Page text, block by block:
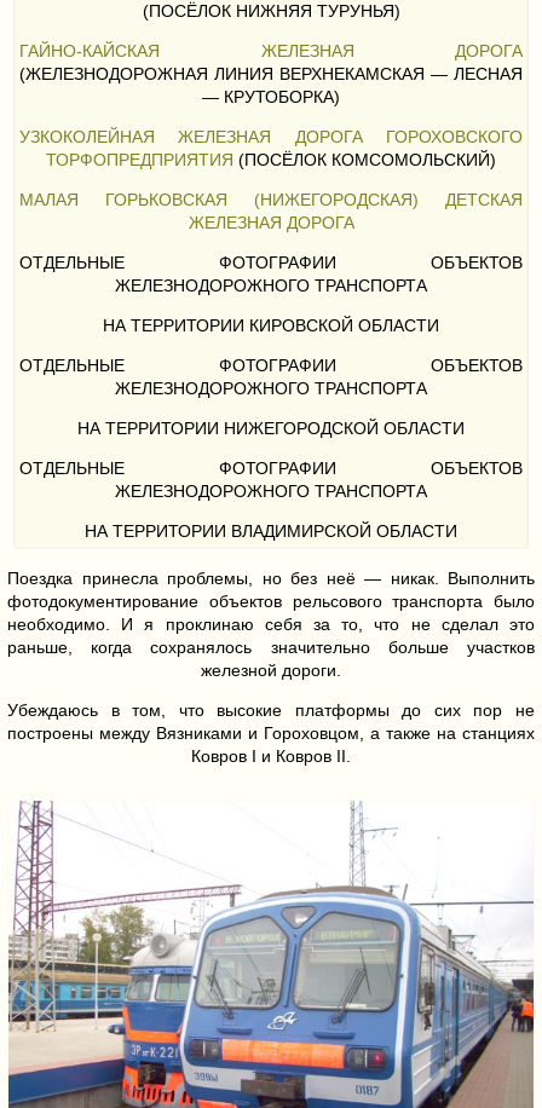
(ПОСЁЛОК НИЖНЯЯ ТУРУНЬЯ)
ГАЙНО-КАЙСКАЯ ЖЕЛЕЗНАЯ ДОРОГА
(ЖЕЛЕЗНОДОРОЖНАЯ ЛИНИЯ ВЕРХНЕКАМСКАЯ — ЛЕСНАЯ
— КРУТОБОРКА)
УЗКОКОЛЕЙНАЯ ЖЕЛЕЗНАЯ ДОРОГА ГОРОХОВСКОГО
ТОРФОПРЕДПРИЯТИЯ (ПОСЁЛОК КОМСОМОЛЬСКИЙ)
МАЛАЯ ГОРЬКОВСКАЯ (НИЖЕГОРОДСКАЯ) ДЕТСКАЯ
ЖЕЛЕЗНАЯ ДОРОГА
ОТДЕЛЬНЫЕ ФОТОГРАФИИ ОБЪЕКТОВ
ЖЕЛЕЗНОДОРОЖНОГО ТРАНСПОРТА
НА ТЕРРИТОРИИ КИРОВСКОЙ ОБЛАСТИ
ОТДЕЛЬНЫЕ ФОТОГРАФИИ ОБЪЕКТОВ
ЖЕЛЕЗНОДОРОЖНОГО ТРАНСПОРТА
НА ТЕРРИТОРИИ НИЖЕГОРОДСКОЙ ОБЛАСТИ
ОТДЕЛЬНЫЕ ФОТОГРАФИИ ОБЪЕКТОВ
ЖЕЛЕЗНОДОРОЖНОГО ТРАНСПОРТА
НА ТЕРРИТОРИИ ВЛАДИМИРСКОЙ ОБЛАСТИ
Поездка принесла проблемы, но без неё — никак. Выполнить
фотодокументирование объектов рельсового транспорта было
необходимо. И я проклинаю себя за то, что не сделал это
раньше, когда сохранялось значительно больше участков
железной дороги.
Убеждаюсь в том, что высокие платформы до сих пор не
построены между Вязниками и Гороховцом, а также на станциях
Ковров I и Ковров II.